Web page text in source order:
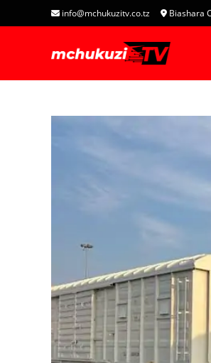
info@mchukuzitv.co.tz Biashara